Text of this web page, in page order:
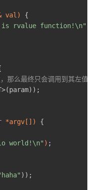
val)
{
is rvalue function!\n"
那么最终只会调用到其左值版
*argv[]) {
world!\n" ) ;
));